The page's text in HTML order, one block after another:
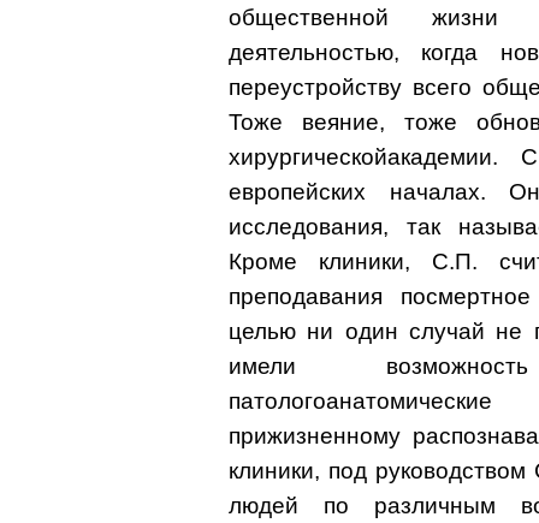
общественной жизни
деятельностью, когда
переустройству всего
Тоже веяние, тоже
европейских началах.
исследования, так
Кроме клиники, С.П.
преподавания
целью ни один случай не
имели
прижизненному
клиники, под
людей по различным